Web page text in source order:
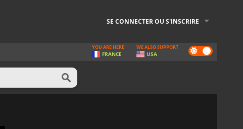
SE CONNECTER OU S'INSCRIRE
Dark
mode
YOU ARE HERE
FRANCE
WE ALSO SUPPORT
USA